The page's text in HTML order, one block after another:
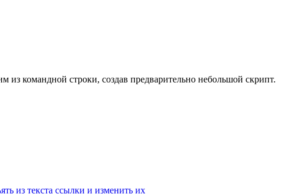
командной строки, создав предварительно небольшой скрипт.
из текста ссылки и изменить их